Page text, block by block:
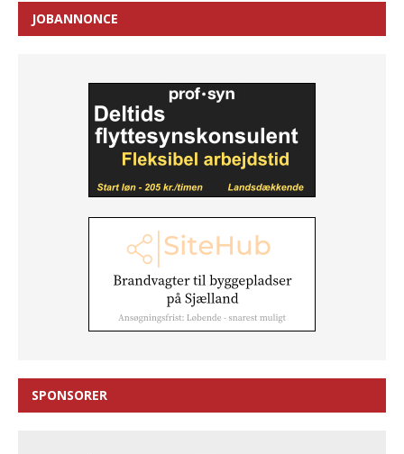
JOBANNONCE
SPONSORER